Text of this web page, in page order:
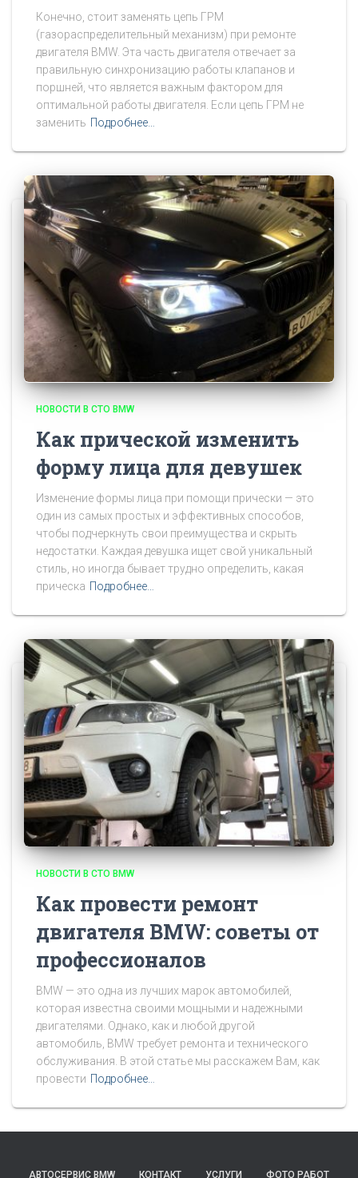
Конечно, стоит заменять цепь ГРМ
(газораспределительный механизм) при ремонте
двигателя BMW. Эта часть двигателя отвечает за
правильную синхронизацию работы клапанов и
поршней, что является важным фактором для
оптимальной работы двигателя. Если цепь ГРМ не
заменить Подробнее…
НОВОСТИ В СТО BMW
Как прической изменить
форму лица для девушек
Изменение формы лица при помощи прически — это
один из самых простых и эффективных способов,
чтобы подчеркнуть свои преимущества и скрыть
недостатки. Каждая девушка ищет свой уникальный
стиль, но иногда бывает трудно определить, какая
прическа Подробнее…
НОВОСТИ В СТО BMW
Как провести ремонт
двигателя BMW: советы от
профессионалов
BMW — это одна из лучших марок автомобилей,
которая известна своими мощными и надежными
двигателями. Однако, как и любой другой
автомобиль, BMW требует ремонта и технического
обслуживания. В этой статье мы расскажем Вам, как
провести Подробнее…
АВТОСЕРВИС BMW КОНТАКТ УСЛУГИ ФОТО РАБОТ